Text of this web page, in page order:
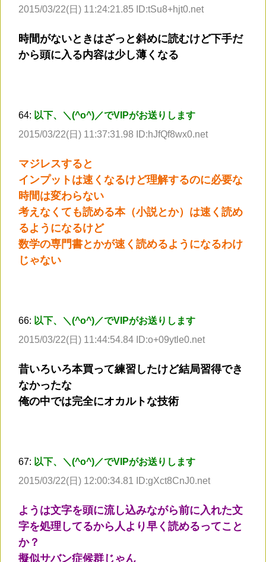
2015/03/22(日) 11:24:21.85 ID:tSu8+hjt0.net
時間がないときはざっと斜めに読むけど下手だ
から頭に入る内容は少し薄くなる
64: 以下、＼(^o^)／でVIPがお送りします
2015/03/22(日) 11:37:31.98 ID:hJfQf8wx0.net
マジレスすると
インプットは速くなるけど理解するのに必要な
時間は変わらない
考えなくても読める本（小説とか）は速く読め
るようになるけど
数学の専門書とかが速く読めるようになるわけ
じゃない
66: 以下、＼(^o^)／でVIPがお送りします
2015/03/22(日) 11:44:54.84 ID:o+09ytle0.net
昔いろいろ本買って練習したけど結局習得でき
なかったな
俺の中では完全にオカルトな技術
67: 以下、＼(^o^)／でVIPがお送りします
2015/03/22(日) 12:00:34.81 ID:gXct8CnJ0.net
ようは文字を頭に流し込みながら前に入れた文
字を処理してるから人より早く読めるってこと
か？
擬似サバン症候群じゃん